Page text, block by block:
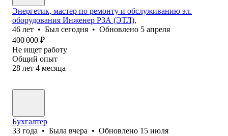
Энергетик, мастер по ремонту и обслуживанию эл.
оборудования Инженер РЗА (ЭТЛ),
46 лет • Был сегодня • Обновлено 5 апреля
400 000 ₽
Не ищет работу
Общий опыт
28 лет 4 месяца
Бухгалтер
33 года • Была вчера • Обновлено 15 июля